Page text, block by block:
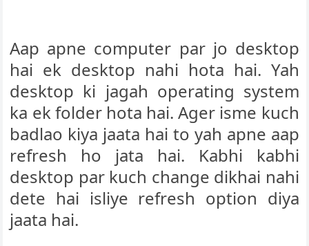
Aap apne computer par jo desktop
hai ek desktop nahi hota hai. Yah
desktop ki jagah operating system
ka ek folder hota hai. Ager isme kuch
badlao kiya jaata hai to yah apne aap
refresh ho jata hai. Kabhi kabhi
desktop par kuch change dikhai nahi
dete hai isliye refresh option diya
jaata hai.